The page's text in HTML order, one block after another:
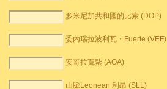
多米尼加共和國的比索 (DOP)
委內瑞拉波利瓦・Fuerte (VEF)
安哥拉寬紮 (AOA)
山脈Leonean 利昂 (SLL)